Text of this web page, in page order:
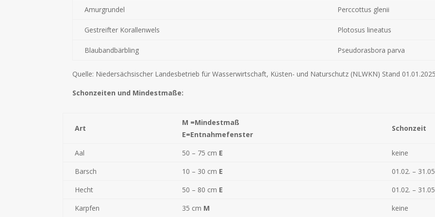
Amurgrundel Perccottus glenii
Gestreifter Korallenwels Plotosus lineatus
Blaubandbärbling Pseudorasbora parva
Quelle: Niedersächsischer Landesbetrieb für Wasserwirtschaft, Küsten- und Naturschutz (NLWKN) Stand 01.01.2025
Schonzeiten und Mindestmaße:
Art
M =Mindestmaß
E=Entnahmefenster
Schonzeit
Aal 50 – 75 cm E
keine
Barsch
10 – 30 cm E
01.02. –
Hecht
50 – 80 cm E
01.02. –
Karpfen
35 cm M keine